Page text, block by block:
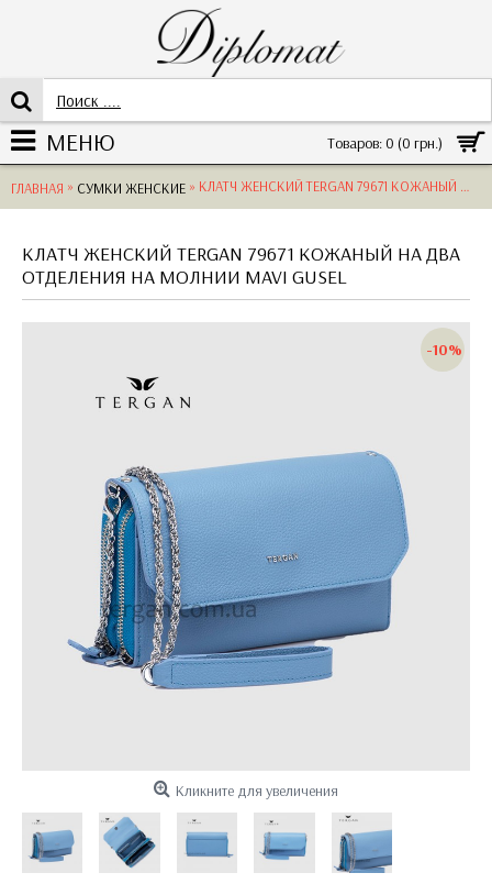
Товаров: 0 (0 грн.)
МЕНЮ
ГЛАВНАЯ » СУМКИ ЖЕНСКИЕ » КЛАТЧ ЖЕНСКИЙ TERGAN 79671 КОЖАНЫЙ НА ДВА ОТДЕЛЕНИЯ НА МОЛНИИMAVI GUSEL
КЛАТЧ ЖЕНСКИЙ TERGAN 79671 КОЖАНЫЙ НА ДВА
ОТДЕЛЕНИЯ НА МОЛНИИ MAVI GUSEL
-10%
Кликните для увеличения